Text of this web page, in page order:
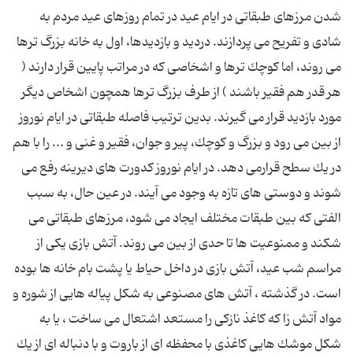
شدن مرزهای طبقاتی در ایام عید در تمام روزهای عید مردم به
شادی و تفریح می پردازند. دردید و بازدیدها، اول به خانه بزرگ ترها
می روند، اما كوچك ترها و اشخاصی كه در مراتب پایین قرار دارند (
هر قدر هم فقیر باشند ) از طرف بزرگ ترها همچون اشخاص دیگر
مورد بازدید قرار می گیرند. بدین ترتیب فاصله طبقاتی در ایام نوروز
از بین می رود و بزرگ و كوچك، پیر و جوان، فقیر و غنی و ... را با هم
در یك سطح قرارمی دهد. در ایام نوروز كدورت های دیرینه رفع می
شوند و دوستی های تازه به وجود می آیند. در عین حال، به سبب
الفتی كه بین طبقات مختلف ایجاد می شود، مرزهای طبقاتی می
شكند و ممنوعیت ها تا حدی از بین می روند. آتش بازی یكی از
مراسم شب عید، آتش بازی در داخل حیاط یا پشت بام خانه ها بوده
است. در گذشته ، آتش های مصنوعی به شكل پیاله هایی از شوره و
مواد آتش زا كه كاغذ نازكی را مستعد اشتعال می ساخت ، یا به
شكل موشك هایی كاغذی با محفظه ای از باروت و با دنباله ای از یك